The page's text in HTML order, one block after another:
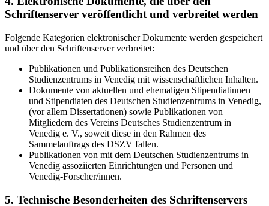
Schriftenserver veröffentlicht und verbreitet werden
Folgende Kategorien elektronischer Dokumente werden gespeichert
und über den Schriftenserver verbreitet:
Publikationen und Publikationsreihen des Deutschen
Studienzentrums in Venedig mit wissenschaftlichen Inhalten.
Dokumente von aktuellen und ehemaligen Stipendiatinnen
und Stipendiaten des Deutschen Studienzentrums in Venedig,
(vor allem Dissertationen) sowie Publikationen von
Mitgliedern des Vereins Deutsches Studienzentrum in
Venedig e. V., soweit diese in den Rahmen des
Sammelauftrags des DSZV fallen.
Publikationen von mit dem Deutschen Studienzentrums in
Venedig assoziierten Einrichtungen und Personen und
Venedig-Forscher/innen.
5. Technische Besonderheiten des Schriftenservers